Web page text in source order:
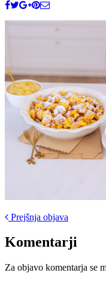
Post
navigation
Prejšnja objava
Komentarji
Za objavo komentarja se